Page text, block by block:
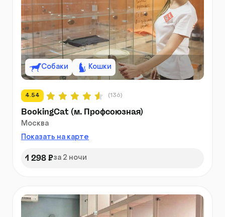
Собаки Кошки
4.54 (136)
BookingCat (м. Профсоюзная)
Москва
Показать на карте
1 298 ₽за 2 ночи